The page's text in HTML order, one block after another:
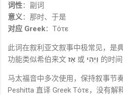
词性：副词
意义：那时、于是
对应 Greek：Τότε
此词在叙利亚文叙事中极常见，是
功能类似希伯来文 אָז 或 וַיְהִי 的时间
马太福音中多次使用，保持叙事节奏
Peshitta 直译 Greek Τότε，没有解